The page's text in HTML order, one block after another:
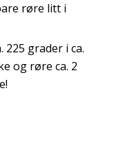
røre litt i
grader i ca.
og røre ca. 2